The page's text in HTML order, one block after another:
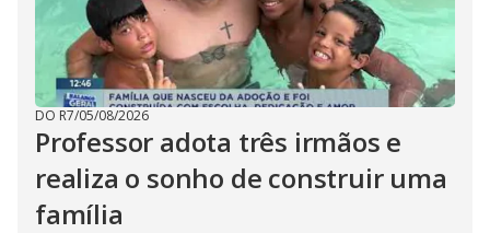
DO R7/05/08/2026
Professor adota três irmãos e
realiza o sonho de construir uma
família